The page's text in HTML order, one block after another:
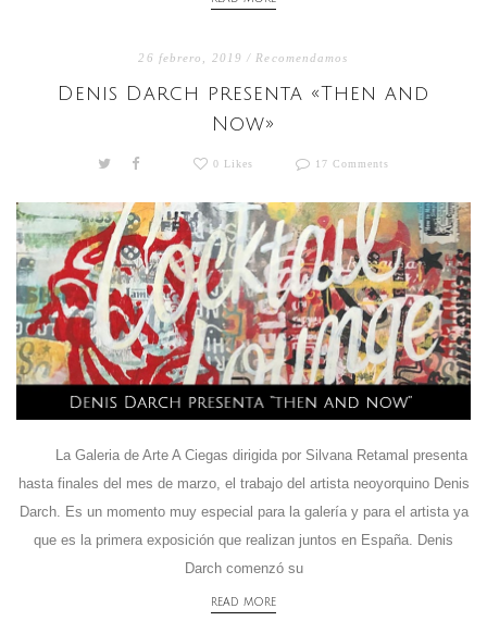
26 febrero, 2019 / Recomendamos
Denis Darch presenta «Then and
Now»
0 Likes 17 Comments
La Galeria de Arte A Ciegas dirigida por Silvana Retamal presenta
hasta finales del mes de marzo, el trabajo del artista neoyorquino Denis
Darch. Es un momento muy especial para la galería y para el artista ya
que es la primera exposición que realizan juntos en España. Denis
Darch comenzó su
READ MORE